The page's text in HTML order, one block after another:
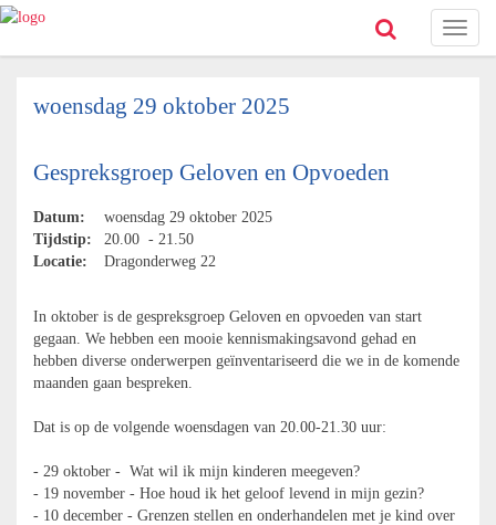
Toggle
woensdag 29 oktober 2025
Gespreksgroep Geloven en Opvoeden
Datum:
woensdag 29 oktober 2025
Tijdstip:
20.00 - 21.50
Locatie:
Dragonderweg 22
In oktober is de gespreksgroep Geloven en opvoeden van start
gegaan. We hebben een mooie kennismakingsavond gehad en
hebben diverse onderwerpen geïnventariseerd die we in de komende
maanden gaan bespreken.
Dat is op de volgende woensdagen van 20.00-21.30 uur:
- 29 oktober - Wat wil ik mijn kinderen meegeven?
- 19 november - Hoe houd ik het geloof levend in mijn gezin?
- 10 december - Grenzen stellen en onderhandelen met je kind over